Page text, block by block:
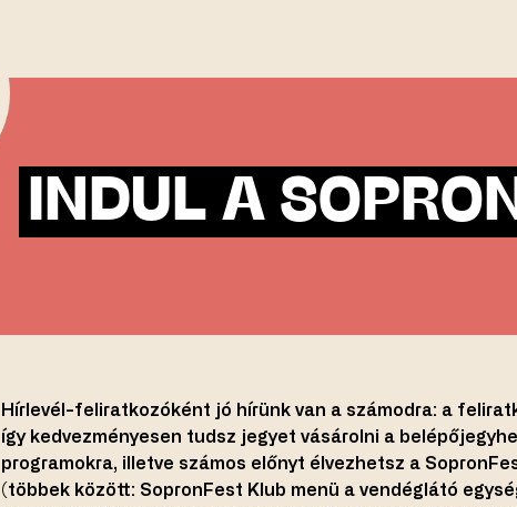
INDUL A
Hírlevél-feliratkozóként jó hírünk van a számodra: a
így kedvezményesen tudsz jegyet vásárolni a
programokra, illetve számos előnyt élvezhetsz a
(többek között: SopronFest Klub menü a vendéglátó